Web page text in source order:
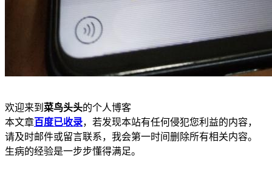
欢迎来到 菜鸟头头的个人博客
本文章百度已收录，若发现本站有任何侵犯您利益的内容，
请及时邮件或留言联系，我会第一时间删除所有相关内容。
生病的经验是一步步懂得满足。